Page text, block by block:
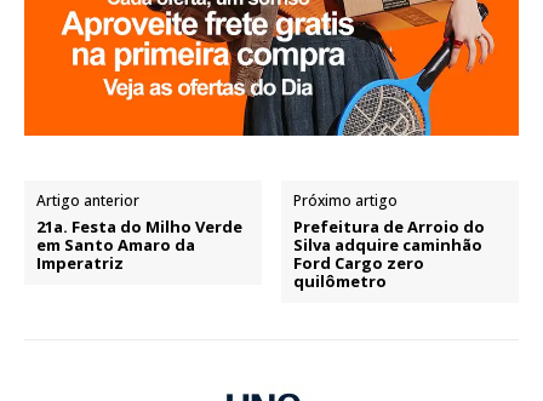
Artigo anterior
21a. Festa do Milho Verde
em Santo Amaro da
Imperatriz
Próximo artigo
Prefeitura de Arroio do
Silva adquire caminhão
Ford Cargo zero
quilômetro